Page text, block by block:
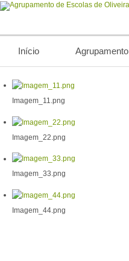
Início Agrupamento
Imagem_11.png
Imagem_22.png
Imagem_33.png
Imagem_44.png